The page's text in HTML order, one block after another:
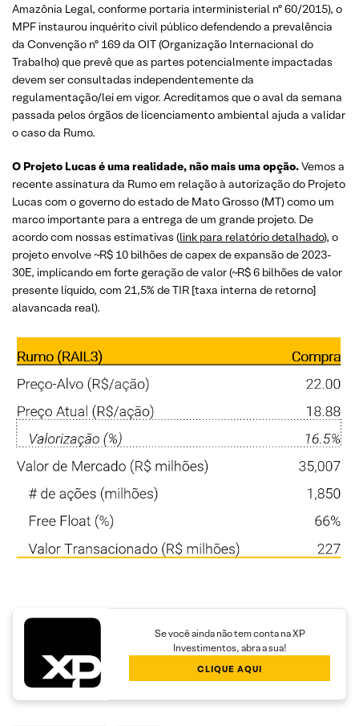
Amazônia Legal, conforme portaria interministerial nº 60/2015), o
MPF instaurou inquérito civil público defendendo a prevalência
da Convenção nº 169 da OIT (Organização Internacional do
Trabalho) que prevê que as partes potencialmente impactadas
devem ser consultadas independentemente da
regulamentação/lei em vigor. Acreditamos que o aval da semana
passada pelos órgãos de licenciamento ambiental ajuda a validar
o caso da Rumo.
O Projeto Lucas é uma realidade, não mais uma opção.Vemos a
recente assinatura da Rumo em relação à autorização do Projeto
Lucas com o governo do estado de Mato Grosso (MT) como um
marco importante para a entrega de um grande projeto. De
acordo com nossas estimativas (link para relatório detalhado), o
projeto envolve ~R$ 10 bilhões de capex de expansão de 2023-
30E, implicando em forte geração de valor (~R$ 6 bilhões de valor
presente líquido, com 21,5% de TIR [taxa interna de retorno]
alavancada real).
Se você ainda não tem conta na XP
Investimentos, abra a sua!
CLIQUE AQUI